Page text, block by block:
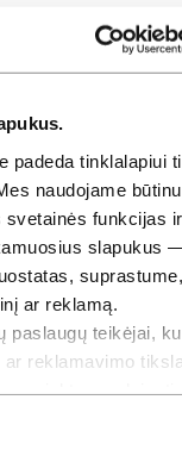
padeda tinklalapiui
naudojame
svetainės funkcijas ir
slapukus
ar reklamą.
paslaugų teikėjai,
reklamavimo
šalis,
ir šaldymo